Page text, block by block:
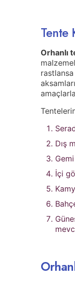
Tente
Orhanlı
Dış
İçi